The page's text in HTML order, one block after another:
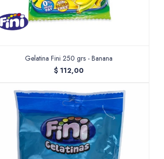
Gelatina Fini 250 grs - Banana
$ 112,00